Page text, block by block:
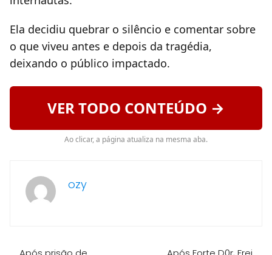
Ela decidiu quebrar o silêncio e comentar sobre
o que viveu antes e depois da tragédia,
deixando o público impactado.
VER TODO CONTEÚDO →
Ao clicar, a página atualiza na mesma aba.
ozy